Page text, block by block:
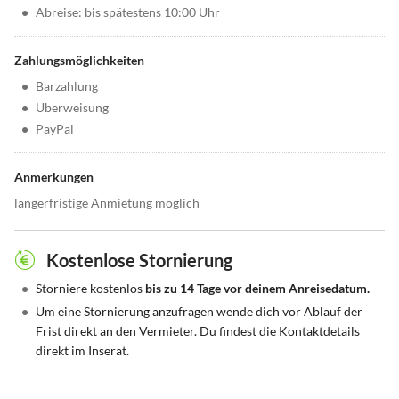
• Abreise: bis spätestens 10:00 Uhr
Zahlungsmöglichkeiten
• Barzahlung
• Überweisung
• PayPal
Anmerkungen
längerfristige Anmietung möglich
Kostenlose Stornierung
• Storniere kostenlos bis zu 14 Tage vor deinem Anreisedatum.
• Um eine Stornierung anzufragen wende dich vor Ablauf der
Frist direkt an den Vermieter. Du findest die Kontaktdetails
direkt im Inserat.